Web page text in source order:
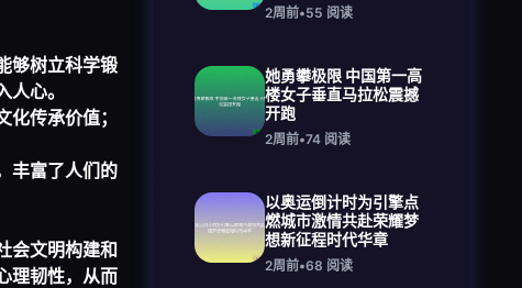
够树立科学锻
心。
传承价值；
丰富了人们的
会文明构建和
理韧性，从而
2周前•55 阅读
她勇攀极限 中国第一高
楼女子垂直马拉松震撼
开跑
2周前•74 阅读
以奥运倒计时为引擎点
燃城市激情共赴荣耀梦
想新征程时代华章
2周前•68 阅读